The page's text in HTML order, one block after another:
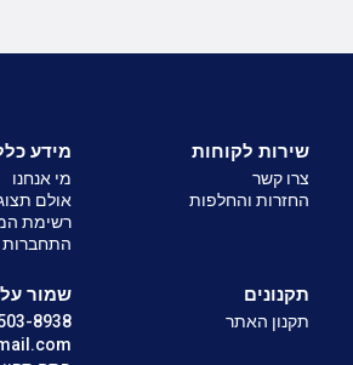
שירות לקוחות
צרו קשר
החזרות והחלפות
מידע
מי אנחנו
אולם
רשימת
התחברות
תקנונים
תקנון האתר
שמור
8938